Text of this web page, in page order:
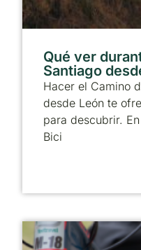
Qué ver
Santiago
Hacer el Camino
desde León te
para descubrir.
Bici